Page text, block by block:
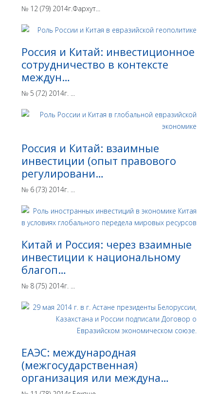
№ 12 (79) 2014г.Фархут...
Россия и Китай: инвестиционное
сотрудничество в контексте
междун…
№ 5 (72) 2014г. ...
Россия и Китай: взаимные
инвестиции (опыт правового
регулировани…
№ 6 (73) 2014г. ...
Китай и Россия: через взаимные
инвестиции к национальному
благоп…
№ 8 (75) 2014г. ...
ЕАЭС: международная
(межгосударственная)
организация или междуна…